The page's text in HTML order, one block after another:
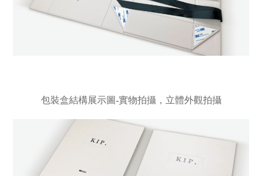
包裝盒結構展示圖-實物拍攝，立體外觀拍攝